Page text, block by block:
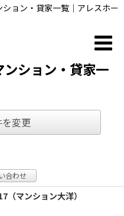
ョン・貸家一覧｜アレスホー
ション・貸家一
変更
合わせ
（マンション大洋）